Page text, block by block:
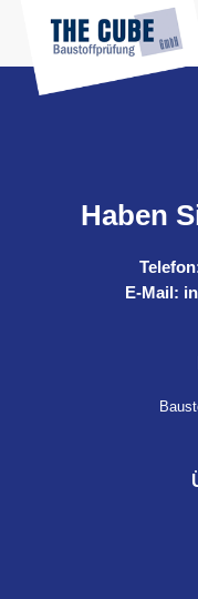
Haben
E-Mail: